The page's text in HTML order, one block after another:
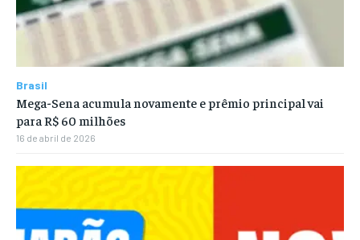
Brasil
Mega-Sena acumula novamente e prêmio principal vai
para R$ 60 milhões
16 de abril de 2026